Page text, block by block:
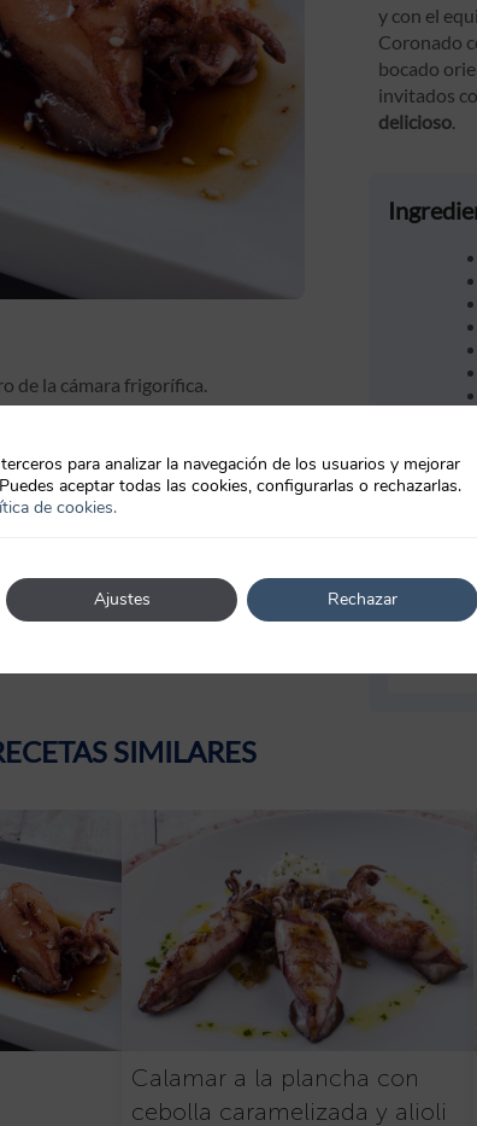
y con el
Coronado
bocado
invitados
delicioso.
de la cámara frigorífica.
el azúcar con el sake, mirín y salsa de
se cocinen de 3 a 4 minutos y retira
con un poco de sésamo.
SIMILARES
Calamar a la plancha con
cebolla caramelizada y alioli
para analizar la navegación de los usuarios y mejorar
aceptar todas las cookies, configurarlas o rechazarlas.
de cookies.
Rechazar
Ajustes